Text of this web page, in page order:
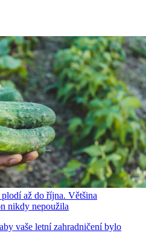
až do října. Většina
nikdy nepoužila
vaše letní zahradničení bylo